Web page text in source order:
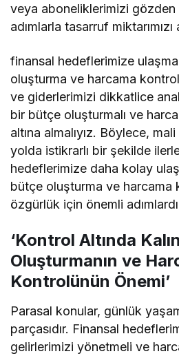
veya aboneliklerimizi
adımlarla tasarruf miktarımızı
finansal hedeflerimize
oluşturma ve harcama
ve giderlerimizi dikkatlice
bir bütçe oluşturmalı ve
altına almalıyız. Böylece,
yolda istikrarlı bir şekilde
hedeflerimize daha kolay
bütçe oluşturma ve harcama
özgürlük için önemli
‘Kontrol Altında
Oluşturmanın ve
Kontrolünün Önemi’
Parasal konular, günlük
parçasıdır. Finansal
gelirlerimizi yönetmeli ve